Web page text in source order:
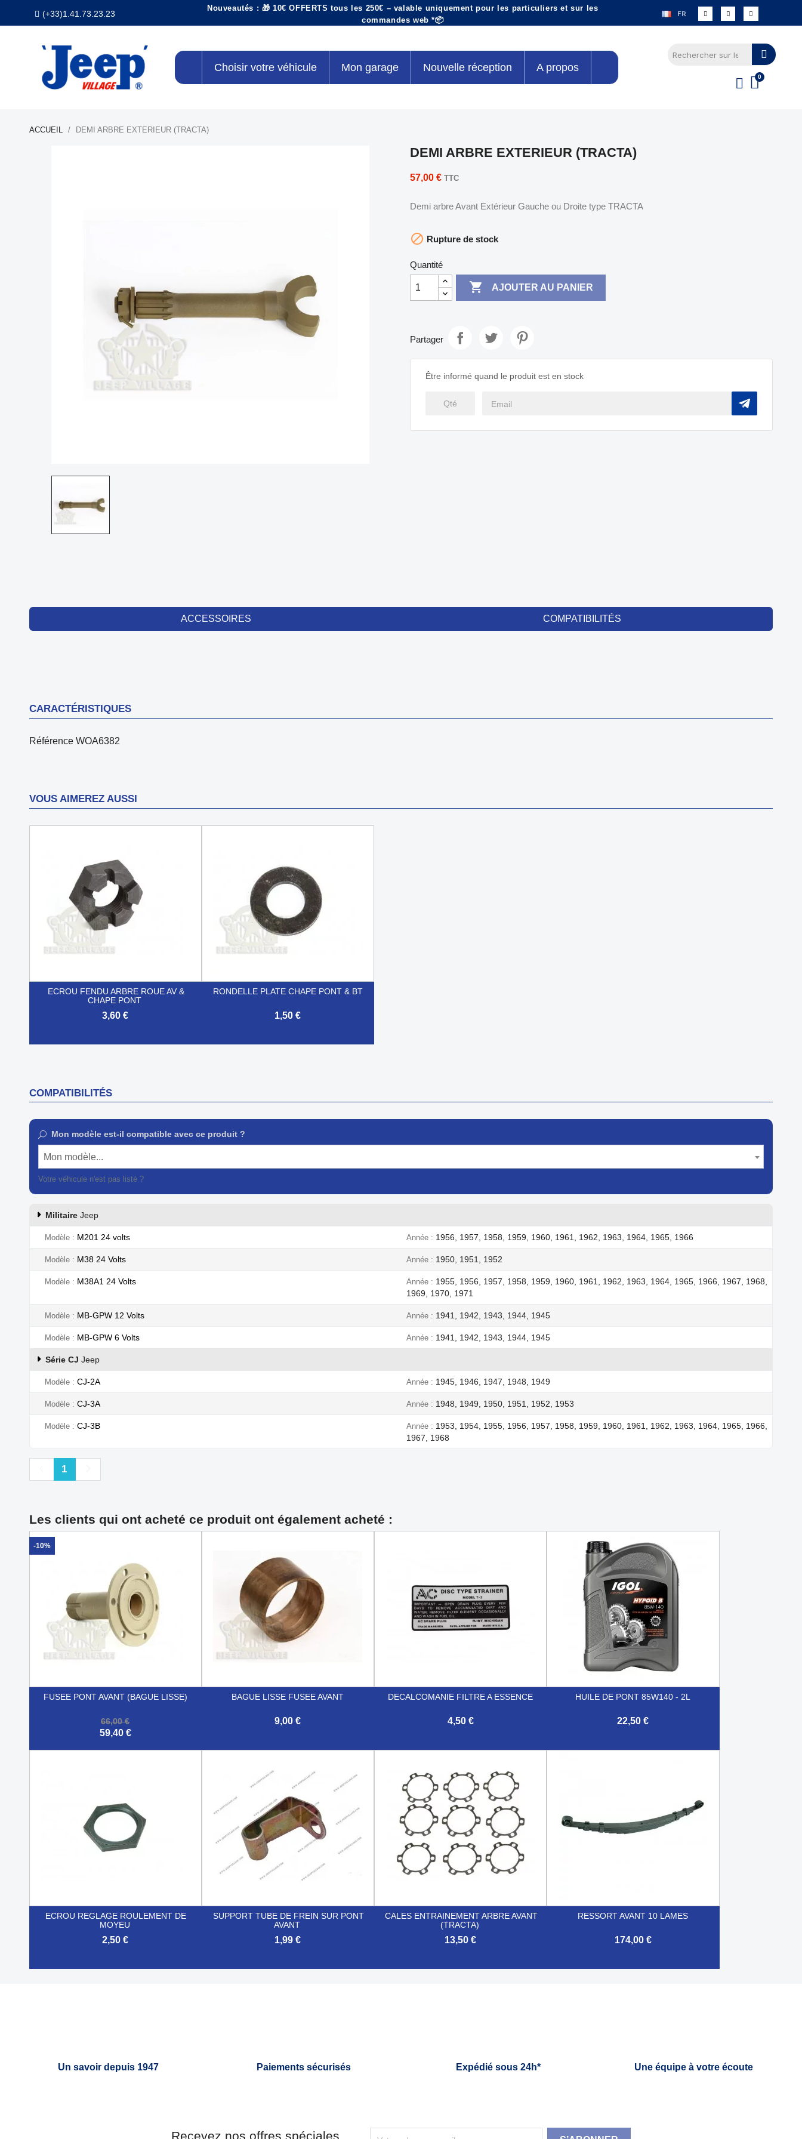
(+33)1.41.73.23.23
Nouveautés : 🎁 10€ OFFERTS tous les 250€ – valable uniquement pour les particuliers et sur les
commandes web *📦
FR
Choisir votre véhicule Mon garage Nouvelle réception A propos
ACCUEIL DEMI ARBRE EXTERIEUR (TRACTA)
DEMI ARBRE EXTERIEUR (TRACTA)
57,00 € TTC
Demi arbre Avant Extérieur Gauche ou Droite type TRACTA
 Rupture de stock
Quantité
 AJOUTER AU PANIER
Partager
Être informé quand le produit est en stock
ACCESSOIRES COMPATIBILITÉS
CARACTÉRISTIQUES
Référence WOA6382
VOUS AIMEREZ AUSSI
ECROU FENDU ARBRE ROUE AV &
CHAPE PONT
3,60 €
RONDELLE PLATE CHAPE PONT & BT
1,50 €
COMPATIBILITÉS
Mon modèle est-il compatible avec ce produit ?
Mon modèle...
Votre véhicule n'est pas listé ?
Militaire Jeep
Modèle M201 24 volts Année 1956, 1957, 1958, 1959, 1960, 1961, 1962, 1963, 1964, 1965, 1966
Modèle M38 24 Volts Année 1950, 1951, 1952
Modèle M38A1 24 Volts Année
1955, 1956, 1957, 1958, 1959, 1960, 1961, 1962, 1963, 1964, 1965, 1966, 1967, 1968,
1969, 1970, 1971
Modèle MB-GPW 12 Volts Année 1941, 1942, 1943, 1944, 1945
Modèle MB-GPW 6 Volts Année 1941, 1942, 1943, 1944, 1945
Série CJ Jeep
Modèle CJ-2A Année 1945, 1946, 1947, 1948, 1949
Modèle CJ-3A Année 1948, 1949, 1950, 1951, 1952, 1953
Modèle CJ-3B Année
1953, 1954, 1955, 1956, 1957, 1958, 1959, 1960, 1961, 1962, 1963, 1964, 1965, 1966,
1967, 1968
Précédent
1
Les clients qui ont acheté ce produit ont également acheté :
FUSEE PONT AVANT (BAGUE LISSE)
66,00 €
59,40 €
-10%
BAGUE LISSE FUSEE AVANT
9,00 €
DECALCOMANIE FILTRE A ESSENCE
4,50 €
HUILE DE PONT 85W140 - 2L
22,50 €
ECROU REGLAGE ROULEMENT DE
MOYEU
2,50 €
SUPPORT TUBE DE FREIN SUR PONT
AVANT
1,99 €
CALES ENTRAINEMENT ARBRE AVANT
(TRACTA)
13,50 €
RESSORT AVANT 10 LAMES
174,00 €
Un savoir depuis 1947 Paiements sécurisés Expédié sous 24h* Une équipe à votre écoute
Recevez nos offres spéciales